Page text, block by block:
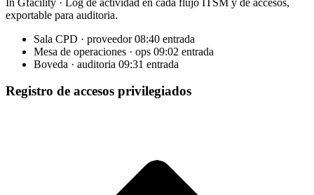
exportable para auditoria.
Sala CPD · proveedor 08:40 entrada
Mesa de operaciones · ops 09:02 entrada
Boveda · auditoria 09:31 entrada
Registro de accesos privilegiados